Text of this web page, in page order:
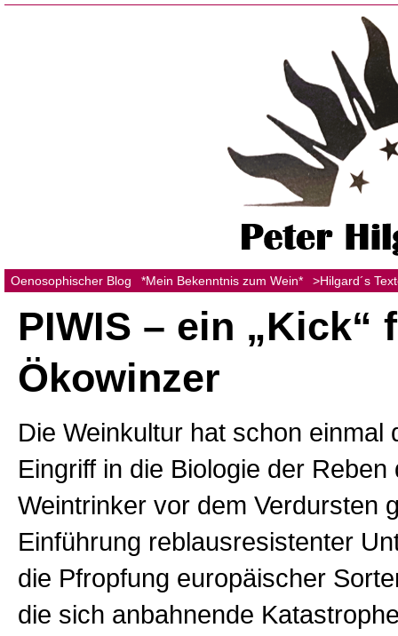
Oenosophischer Blog *Mein Bekenntnis zum Wein* >Hilgard´s
PIWIS – ein „Kick“
Ökowinzer
Die Weinkultur hat schon einmal
Eingriff in die Biologie der Reben
Weintrinker vor dem Verdursten
Einführung reblausresistenter
die Pfropfung europäischer
die sich anbahnende